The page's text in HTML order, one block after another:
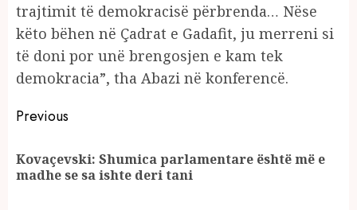
trajtimit të demokracisë përbrenda… Nëse
këto bëhen në Çadrat e Gadafit, ju merreni si
të doni por unë brengosjen e kam tek
demokracia”, tha Abazi në konferencë.
Continue
Reading
Previous
Kovaçevski: Shumica parlamentare është më e
madhe se sa ishte deri tani